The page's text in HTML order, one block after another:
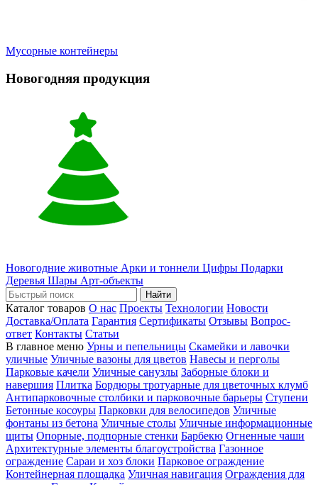
Мусорные контейнеры
Новогодняя продукция
Новогодние животные Арки и тоннели Цифры Подарки
Деревья Шары Арт-объекты
Найти
Каталог товаров О нас Проекты Технологии Новости
Доставка/Оплата Гарантия Сертификаты Отзывы Вопрос-
ответ Контакты Статьи
В главное меню Урны и пепельницы Скамейки и лавочки
уличные Уличные вазоны для цветов Навесы и перголы
Парковые качели Уличные санузлы Заборные блоки и
навершия Плитка Бордюры тротуарные для цветочных клумб
Антипарковочные столбики и парковочные барьеры Ступени
Бетонные косоуры Парковки для велосипедов Уличные
фонтаны из бетона Уличные столы Уличные информационные
щиты Опорные, подпорные стенки Барбекю Огненные чаши
Архитектурные элементы благоустройства Газонное
ограждение Сараи и хоз блоки Парковое ограждение
Контейнерная площадка Уличная навигация Ограждения для